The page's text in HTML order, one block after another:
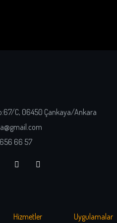
C, 06450 Çankaya/Ankara
66 57
Hizmetler Uygulamalar